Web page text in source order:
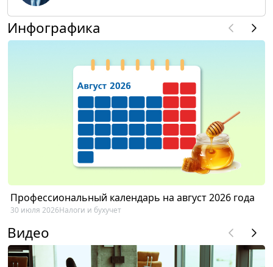
Инфографика
Профессиональный календарь на август 2026 года
30 июля 2026Налоги и бухучет
Видео